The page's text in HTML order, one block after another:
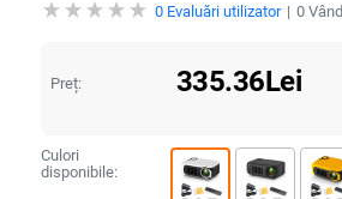
0Evaluări utilizator 0
Preț: 335.36Lei
Culori
disponibile: